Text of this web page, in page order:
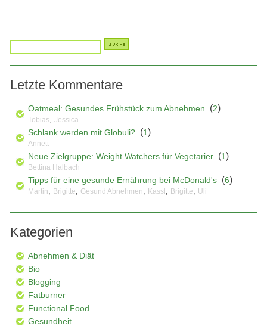
Letzte Kommentare
Oatmeal: Gesundes Frühstück zum Abnehmen (2)
Tobias, Jessica
Schlank werden mit Globuli? (1)
Annett
Neue Zielgruppe: Weight Watchers für Vegetarier (1)
Bettina Halbach
Tipps für eine gesunde Ernährung bei McDonald's (6)
Martin, Brigitte, Gesund Abnehmen, Kassl , Brigitte, Uli
Kategorien
Abnehmen & Diät
Bio
Blogging
Fatburner
Functional Food
Gesundheit